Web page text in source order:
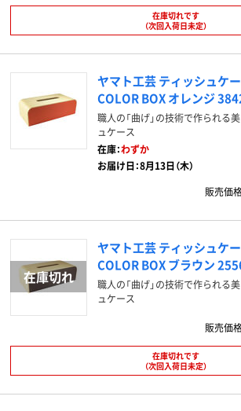
在庫切れです
（次回入荷日未定）
ヤマト工芸 ティッシュケ
COLOR BOX オレンジ
職人の「曲げ」の技術で作られる
ュケース
在庫：わずか
お届け日：8月13日（木）
販売価
ヤマト工芸 ティッシュケ
COLOR BOX ブラウン
職人の「曲げ」の技術で作られる
ュケース
販売価
在庫切れです
（次回入荷日未定）